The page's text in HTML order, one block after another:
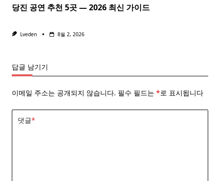
당진 공연 추천 5곳 — 2026 최신 가이드
Lveden 8월 2, 2026
답글 남기기
이메일 주소는 공개되지 않습니다. 필수 필드는 *로 표시됩니다
댓글*